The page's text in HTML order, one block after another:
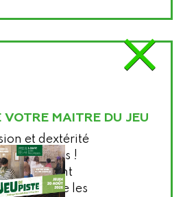
VOTRE MAITRE DU JEU
et dextérité
de mises !
fortement
de faire les
×